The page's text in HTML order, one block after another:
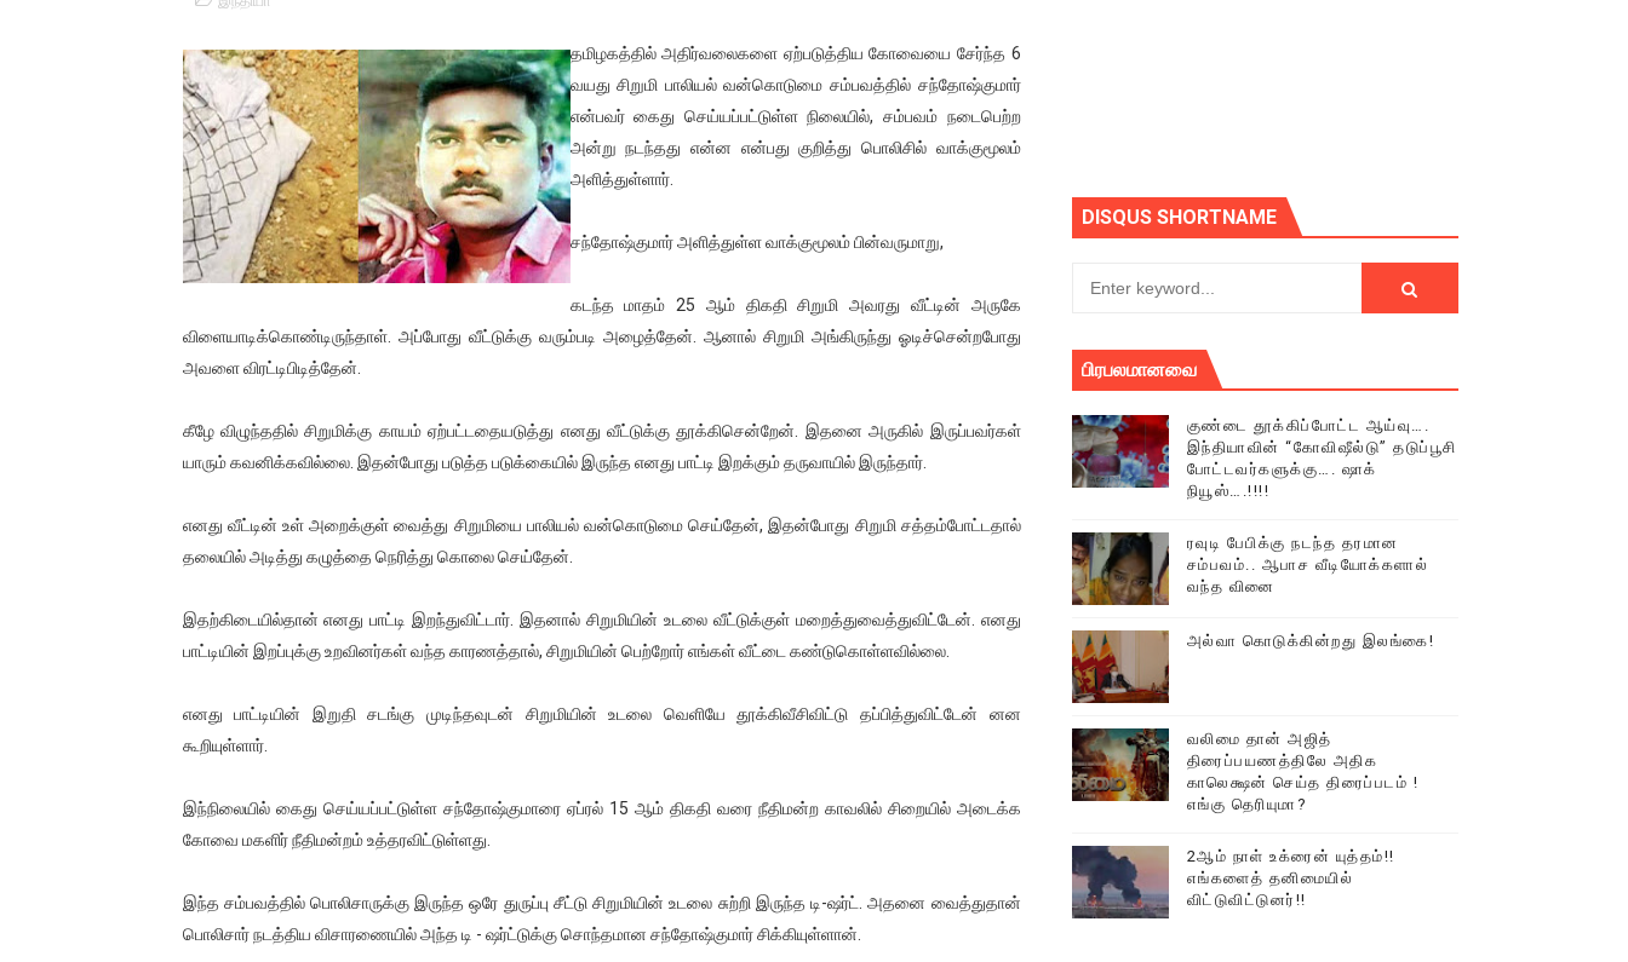
பாலச்சந்திரன் மற்றும் தன்னிடம் படித்த மாணவர்கள் தொடர்பில் நாடாளுமன்றத்தில் பகிரங்க கேள்வி
பிரிட்டனால் கடத்தப்படும் நிலையில் இலங்கைத் தமிழ் குடும்பம்!! நடந்தது என்ன
வர்ராரு...வர்ராரு... அண்ணாத்த : ரஜினிக்காக இலங்கை பாடலாசிரியர் வெளியிட்ட...
கைது செய்யப்பட்ட இளைஞன் உயிரிழப்பு - கொதித்தெழுந்த பிரதேசவாசிகள்!
தடுப்பூசியை பெற்றுக் கொள்ளக் கூடிய இடங்கள்...
சிறுமியை பாலியல் வன்கொடுமை செய்த முதியவருக்கு வழங்கப்பட்ட தண்டனை
வடிவேலுவுக்கு நீதிமன்றம் விதித்துள்ள அதிரடி உத்தரவு!
தியாகதீபம் லெப்.கேணல் திலீபன், கேணல் சங்கர் ஆகியோரின் நினைவெழுச்சி நாள் - 26.09.2021 சுவிஸ் (செய்தியும்,படங்களும்..)
ஐ.நா முன்றலில் சீரற்ற காலநிலையிலும் தமிழின அழிப்பிற்கு நீதி கேட்டு நடைபெற்ற கவனயீர்ப்புப் போராட்டத்தில் திரண்ட தமிழ்மக்கள்!!
இளையராஜா – கமல் அவசர சந்திப்பு (படங்கள், விடியோ)
தமிழகத்தில் அதிர்வலைகளை ஏற்படுத்திய கோவையை சேர்ந்த 6
வயது சிறுமி பாலியல் வன்கொடுமை சம்பவத்தில் சந்தோஷ்குமார்
என்பவர் கைது செய்யப்பட்டுள்ள நிலையில், சம்பவம் நடைபெற்ற
அன்று நடந்தது என்ன என்பது குறித்து பொலிசில் வாக்குமூலம்
அளித்துள்ளார்.
சந்தோஷ்குமார் அளித்துள்ள வாக்குமூலம் பின்வருமாறு,
கடந்த மாதம் 25 ஆம் திகதி சிறுமி அவரது வீட்டின் அருகே
விளையாடிக்கொண்டிருந்தாள். அப்போது வீட்டுக்கு வரும்படி அழைத்தேன். ஆனால் சிறுமி அங்கிருந்து ஓடிச்சென்றபோது
அவளை விரட்டிபிடித்தேன்.
கீழே விழுந்ததில் சிறுமிக்கு காயம் ஏற்பட்டதையடுத்து எனது வீட்டுக்கு தூக்கிசென்றேன். இதனை அருகில் இருப்பவர்கள்
யாரும் கவனிக்கவில்லை. இதன்போது படுத்த படுக்கையில் இருந்த எனது பாட்டி இறக்கும் தருவாயில் இருந்தார்.
எனது வீட்டின் உள் அறைக்குள் வைத்து சிறுமியை பாலியல் வன்கொடுமை செய்தேன், இதன்போது சிறுமி சத்தம்போட்டதால்
தலையில் அடித்து கழுத்தை நெரித்து கொலை செய்தேன்.
இதற்கிடையில்தான் எனது பாட்டி இறந்துவிட்டார். இதனால் சிறுமியின் உடலை வீட்டுக்குள் மறைத்துவைத்துவிட்டேன். எனது
பாட்டியின் இறப்புக்கு உறவினர்கள் வந்த காரணத்தால், சிறுமியின் பெற்றோர் எங்கள் வீட்டை கண்டுகொள்ளவில்லை.
எனது பாட்டியின் இறுதி சடங்கு முடிந்தவுடன் சிறுமியின் உடலை வெளியே தூக்கிவீசிவிட்டு தப்பித்துவிட்டேன் னன
கூறியுள்ளார்.
இந்நிலையில் கைது செய்யப்பட்டுள்ள சந்தோஷ்குமாரை ஏப்ரல் 15 ஆம் திகதி வரை நீதிமன்ற காவலில் சிறையில் அடைக்க
கோவை மகளிர் நீதிமன்றம் உத்தரவிட்டுள்ளது.
இந்த சம்பவத்தில் பொலிசாருக்கு இருந்த ஒரே துருப்பு சீட்டு சிறுமியின் உடலை சுற்றி இருந்த டி-ஷர்ட். அதனை வைத்துதான்
பொலிசார் நடத்திய விசாரணையில் அந்த டி - ஷர்ட்டுக்கு சொந்தமான சந்தோஷ்குமார் சிக்கியுள்ளான்.
DISQUS SHORTNAME
பிரபலமானவை
குண்டை தூக்கிப்போட்ட ஆய்வு….
இந்தியாவின் “கோவிஷீல்டு” தடுப்பூசி
போட்டவர்களுக்கு…. ஷாக்
நியூஸ்….!!!!
ரவுடி பேபிக்கு நடந்த தரமான
சம்பவம்.. ஆபாச வீடியோக்களால்
வந்த வினை
அல்வா கொடுக்கின்றது இலங்கை!
வலிமை தான் அஜித்
திரைப்பயணத்திலே அதிக
காலெக்ஷன் செய்த திரைப்படம் !
எங்கு தெரியுமா?
2ஆம் நாள் உக்ரைன் யுத்தம்!!
எங்களைத் தனிமையில்
விட்டுவிட்டுனர்!!